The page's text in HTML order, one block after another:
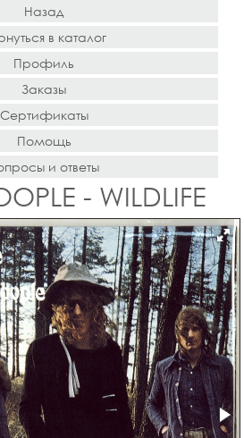
Назад
в каталог
Профиль
Заказы
Сертификаты
Помощь
и ответы
- WILDLIFE